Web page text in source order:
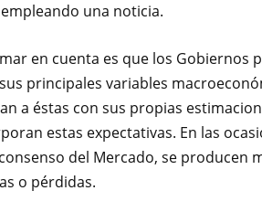
una noticia.
en cuenta es que los Gobiernos
principales variables
a éstas con sus propias
estas expectativas. En las
del Mercado, se
o pérdidas.